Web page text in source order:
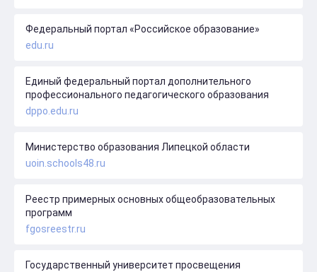
Федеральный портал «Российское образование»
edu.ru
Единый федеральный портал дополнительного
профессионального педагогического образования
dppo.edu.ru
Министерство образования Липецкой области
uoin.schools48.ru
Реестр примерных основных общеобразовательных
программ
fgosreestr.ru
Государственный университет просвещения